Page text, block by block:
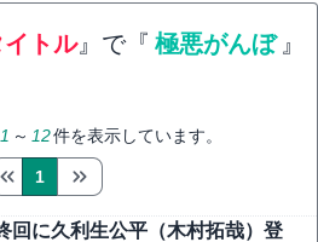
イトル』で『 極悪がんぼ 』
1 ～ 12件を表示しています。
1
回に久利生公平（木村拓哉）登